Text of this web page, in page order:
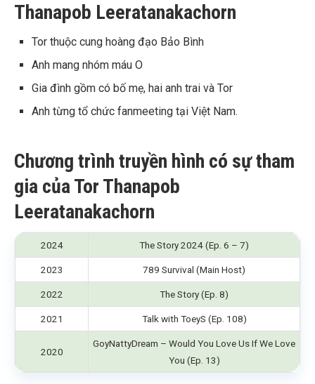
Thanapob Leeratanakachorn
Tor thuộc cung hoàng đạo Bảo Bình
Anh mang nhóm máu O
Gia đình gồm có bố mẹ, hai anh trai và Tor
Anh từng tổ chức fanmeeting tại Việt Nam.
Chương trình truyền hình có sự tham
gia của Tor Thanapob
Leeratanakachorn
2024 The Story 2024 (Ep. 6 – 7)
2023 789 Survival (Main Host)
2022 The Story (Ep. 8)
2021 Talk with ToeyS (Ep. 108)
2020
GoyNattyDream – Would You Love Us If We Love
You (Ep. 13)